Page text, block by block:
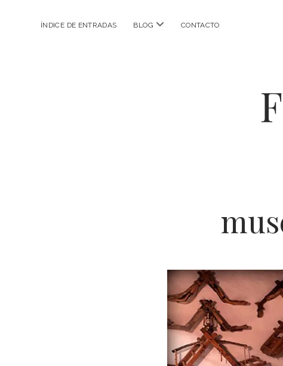
ÍNDICE DE ENTRADAS BLOG abrir
CONTACTO